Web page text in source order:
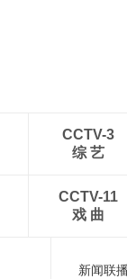
CCTV-3
综 艺
CCTV-11
戏 曲
新闻联